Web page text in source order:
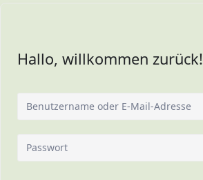
Hallo, willkommen zurück!